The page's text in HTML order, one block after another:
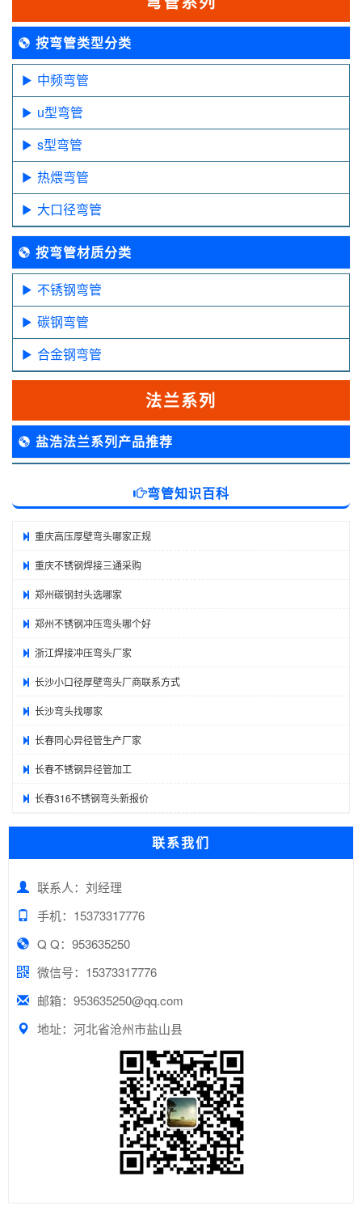
按弯管类型分类
中频弯管
u型弯管
s型弯管
热煨弯管
大口径弯管
按弯管材质分类
不锈钢弯管
碳钢弯管
合金钢弯管
法兰系列
盐浩法兰系列产品推荐
弯管知识百科
重庆高压厚壁弯头哪家正规
重庆不锈钢焊接三通采购
郑州碳钢封头选哪家
郑州不锈钢冲压弯头哪个好
浙江焊接冲压弯头厂家
长沙小口径厚壁弯头厂商联系方式
长沙弯头找哪家
长春同心异径管生产厂家
长春不锈钢异径管加工
长春316不锈钢弯头新报价
联系我们
联系人：刘经理
手机：15373317776
Q Q：953635250
微信号：15373317776
邮箱：953635250@qq.com
地址：河北省沧州市盐山县